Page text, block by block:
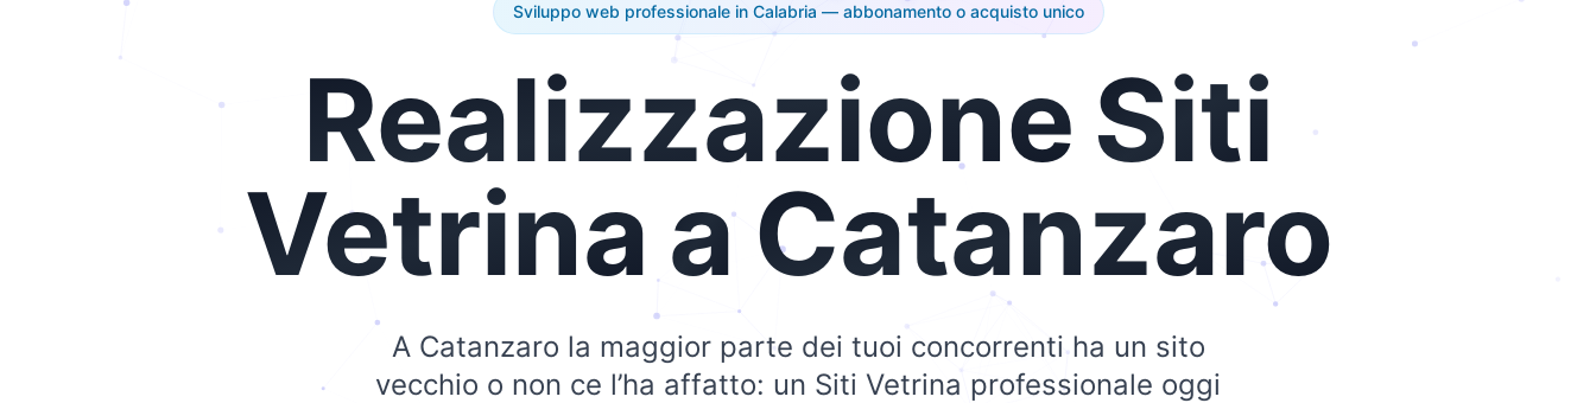
Sviluppo web professionale in Calabria — abbonamento o acquisto unico
RealizzazioneSiti
Vetrina aCatanzaro
A Catanzaro la maggior parte dei tuoi concorrenti ha un sito
vecchio o non ce l’ha affatto: un Siti Vetrina professionale oggi